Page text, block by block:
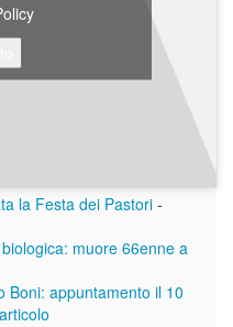
la Festa dei Pastori -
muore 66enne a
Boni: appuntamento il 10